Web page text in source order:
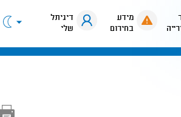
מידע
בחירום
דיגיתל
שלי